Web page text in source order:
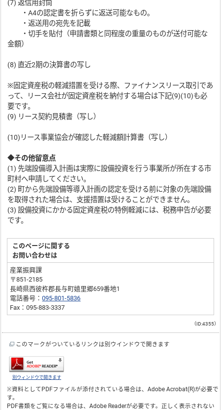
(7) 返信用封筒
・A4の認定書を折らずに返送可能なもの。
・返送用の宛先を記載
・切手を貼付（申請書類と同程度の重量のものが送付可能な
金額）
(8) 直近2期の決算書の写し
※固定資産税の軽減措置を受ける際、ファイナンスリース取引であ
って、リース会社が固定資産税を納付する場合は下記(9)(10)も必
要です。
(9) リース契約見積書（写し）
(10)リース事業協会が確認した軽減額計算書（写し）
◆その他留意点
(1) 先端設備導入計画は実際に設備投資を行う事業所が所在する市
町村へ申請してください。
(2) 町から先端設備等導入計画の認定を受ける前に対象の先端設備
を取得された場合は、支援措置は受けることができません。
(3) 設備投資にかかる固定資産税の特例軽減には、税務申告が必要
です。
このページに関する
お問い合わせは
産業振興課
〒851-2185
長崎県西彼杵郡長与町嬉里郷659番地1
電話番号：095-801-5836
Fax：095-883-3337
（ID:4355）
このマークがついているリンクは別ウインドウで開きます
別ウィンドウで開きます
※資料としてPDFファイルが添付されている場合は、Adobe Acrobat(R)が必要で
す。
PDF書類をご覧になる場合は、Adobe Readerが必要です。正しく表示されない